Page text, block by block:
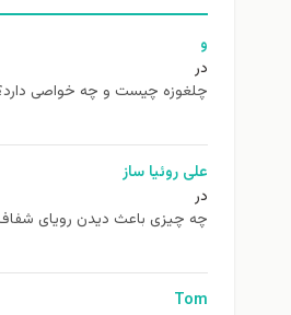
چیست و چه خواصی دارد؟
چیزی باعث دیدن رویای شفاف من می شود؟